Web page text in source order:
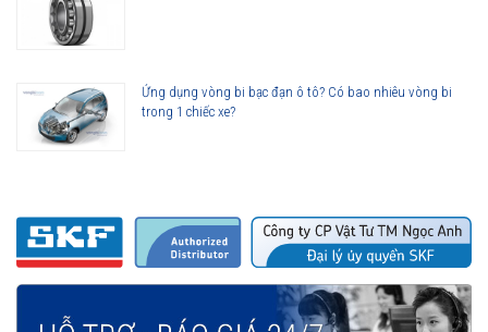
Ứng dụng vòng bi bạc đạn ô tô? Có bao nhiêu vòng bi
trong 1 chiếc xe?